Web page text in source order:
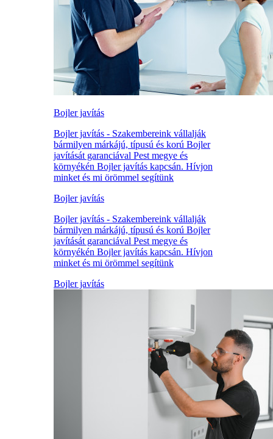
Bojler javítás
Bojler javítás - Szakembereink vállalják
bármilyen márkájú, típusú és korú Bojler
javítását garanciával Pest megye és
környékén Bojler javítás kapcsán. Hívjon
minket és mi örömmel segítünk
Bojler javítás
Bojler javítás - Szakembereink vállalják
bármilyen márkájú, típusú és korú Bojler
javítását garanciával Pest megye és
környékén Bojler javítás kapcsán. Hívjon
minket és mi örömmel segítünk
Bojler javítás